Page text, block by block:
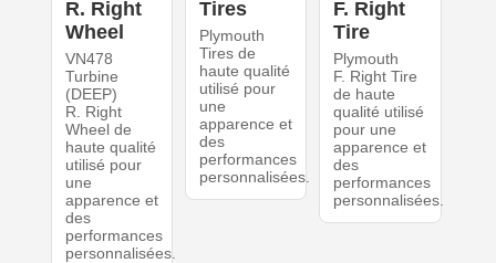
R. Right
Wheel
VN478
Turbine
(DEEP)
R. Right
Wheel de
haute qualité
utilisé pour
une
apparence et
des
performances
personnalisées.
Tires
Plymouth
Tires de
haute qualité
utilisé pour
une
apparence et
des
performances
personnalisées.
F. Right
Tire
Plymouth
F. Right Tire
de haute
qualité utilisé
pour une
apparence et
des
performances
personnalisées.